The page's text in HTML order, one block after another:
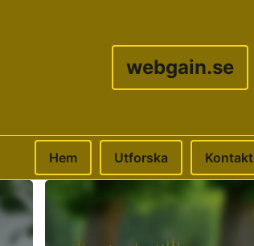
webgain.se
Hem Utforska Kontakt